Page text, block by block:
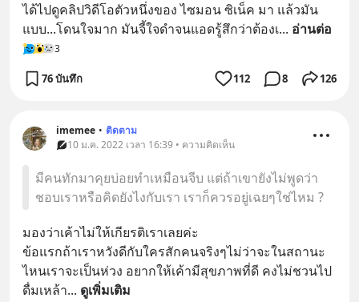
ได้ไปดูคลิปวิดีโอตัวหนึ่งของ ไซมอน ซิเน็ค มา แล้วมัน
แบบ...โดนใจมาก มันจี้ใจดำจนแอดรู้สึกว่าต้องเ... อ่านต่อ
3
76 บันทึก 112 8 126
imemee • ติดตาม
10 ม.ค. 2022 เวลา 16:39 • ความคิดเห็น
มีคนทักมาคุยบ่อยทำเหมือนจีบ แต่ถ้าเขายังไม่พูดว่า
ชอบเราหรือคิดยังไงกับเรา เราก็ควรอยู่เฉยๆใช่ไหม ?
มองว่าเค้าไม่ให้เกียรติเราเลยค่ะ
ข้อแรกถ้าเราหวังดีกับใครสักคนจริงๆไม่ว่าจะในสถานะ
ไหนเราจะเป็นห่วง อยากให้เค้ามีสุขภาพที่ดี คงไม่ชวนไป
ดื่มเหล้า... ดูเพิ่มเติม